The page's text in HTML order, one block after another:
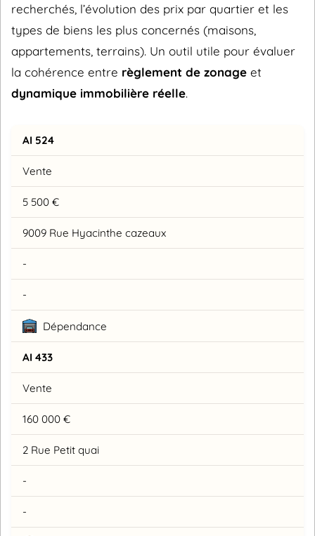
recherchés, l’évolution des prix par quartier et les
types de biens les plus concernés (maisons,
appartements, terrains). Un outil utile pour évaluer
la cohérence entre règlement de zonage et
dynamique immobilière réelle.
AI 524
Vente
5 500 €
9009 Rue Hyacinthe cazeaux
-
-
Dépendance
AI 433
Vente
160 000 €
2 Rue Petit quai
-
-